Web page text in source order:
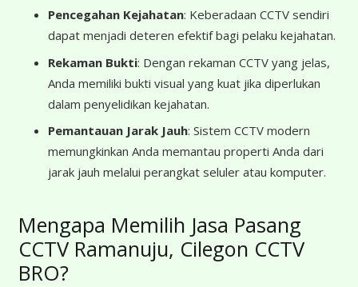
Pencegahan Kejahatan: Keberadaan CCTV sendiri
dapat menjadi deteren efektif bagi pelaku kejahatan.
Rekaman Bukti: Dengan rekaman CCTV yang jelas,
Anda memiliki bukti visual yang kuat jika diperlukan
dalam penyelidikan kejahatan.
Pemantauan Jarak Jauh: Sistem CCTV modern
memungkinkan Anda memantau properti Anda dari
jarak jauh melalui perangkat seluler atau komputer.
Mengapa Memilih Jasa Pasang
CCTV Ramanuju, Cilegon CCTV
BRO?